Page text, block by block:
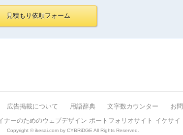
広告掲載について 用語辞典 文字数カウンター
お
ナーのためのウェブデザイン ポートフォリオサイト イケサイ
Copyright © ikesai.com by CYBRiDGE All Rights Reserved.